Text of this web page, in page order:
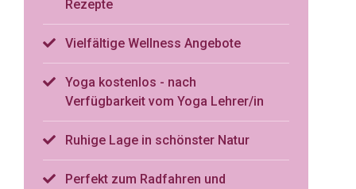
Rezepte
Vielfältige Wellness Angebote
Yoga kostenlos - nach
Verfügbarkeit vom Yoga Lehrer/in
Ruhige Lage in schönster Natur
Perfekt zum Radfahren und